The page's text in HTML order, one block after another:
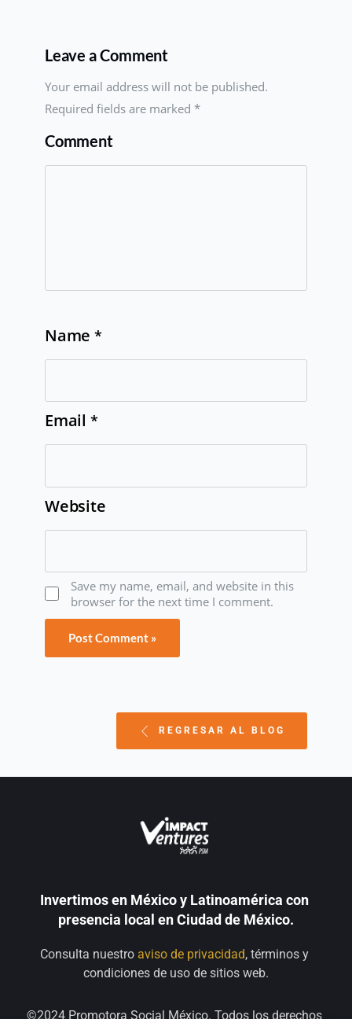
Leave a Comment
Your email address will not be published.
Required fields are marked *
Comment
Name *
Email *
Website
Save my name, email, and website in this
browser for the next time I comment.
REGRESAR AL BLOG
Invertimos en México y Latinoamérica con
presencia local en Ciudad de México.
Consulta nuestro aviso de privacidad, términos y
condiciones de uso de sitios web.
©2024 Promotora Social México. Todos los derechos